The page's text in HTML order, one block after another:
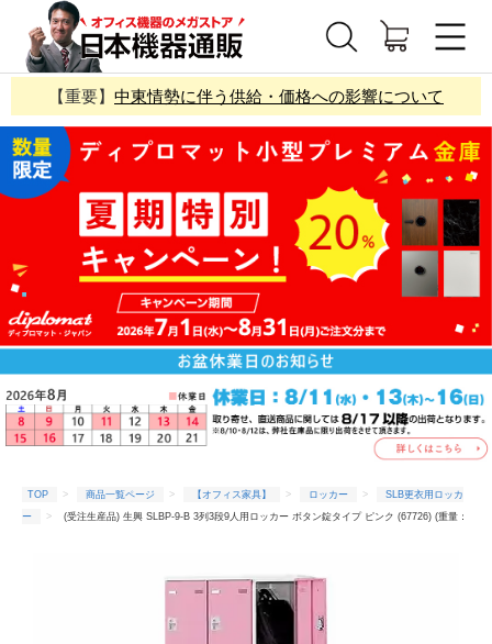
【重要】 中東情勢に伴う供給・価格への影響について
TOP 商品一覧ページ 【オフィス家具】 ロッカー
SLB更衣用ロッカ
ー
(受注生産品) 生興 SLBP-9-B 3列3段9人用ロッカー ボタン錠タイプ ピンク (67726) (重量：